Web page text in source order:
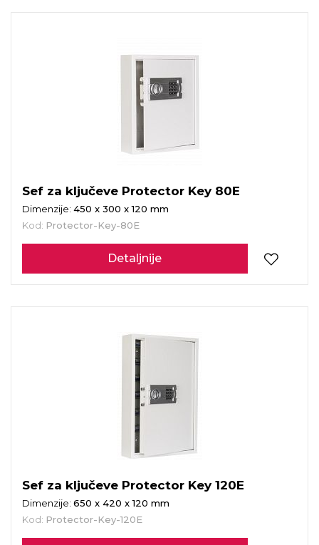
Sef za ključeve Protector Key 80E
Dimenzije: 450 x 300 x 120 mm
Kod: Protector-Key-80E
Detaljnije
Sef za ključeve Protector Key 120E
Dimenzije: 650 x 420 x 120 mm
Kod: Protector-Key-120E